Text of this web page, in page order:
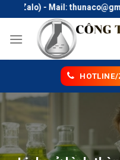
to
content
- Mail: thunaco@gmail.com